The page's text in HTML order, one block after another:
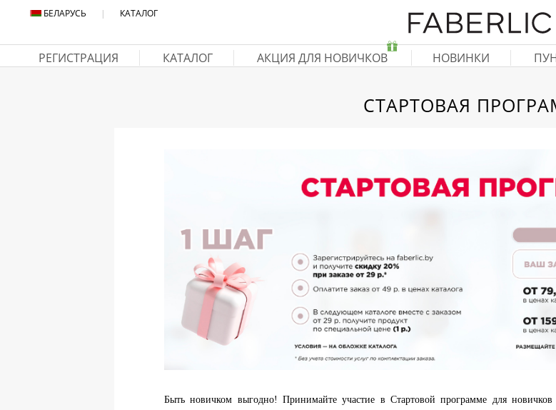
БЕЛАРУСЬ | КАТАЛОГ
РЕГИСТРАЦИЯ КАТАЛОГ АКЦИЯ ДЛЯ НОВИЧКОВ НОВИНКИ
СТАРТОВАЯ
Быть новичком выгодно! Принимайте участие в Стартовой программе для